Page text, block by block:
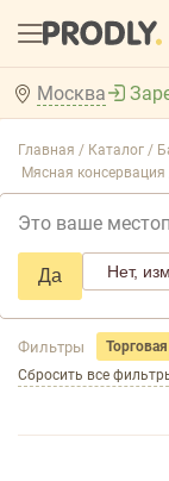
Москва
Это ваше
Да Нет,
Главная / Каталог /
Мясная
Добавить фильтр
по популярности
Фильтры
Сбросить все